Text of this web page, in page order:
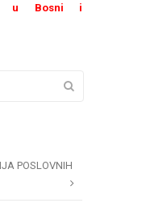
u Bosni i
POSLOVNIH